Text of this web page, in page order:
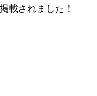
載されました！